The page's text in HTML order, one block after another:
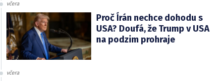
včera
Proč Írán nechce dohodu s
USA? Doufá, že Trump v USA
na podzim prohraje
včera